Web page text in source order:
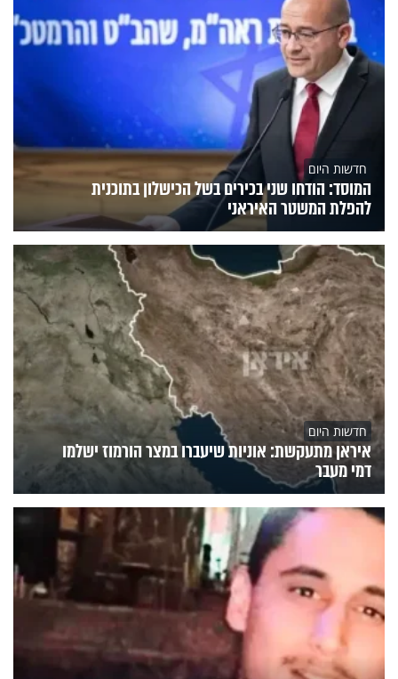
חדשות היום
המוסד: הודחו שני בכירים בשל הכישלון בתוכנית
להפלת המשטר האיראני
חדשות היום
איראן מתעקשת: אוניות שיעברו במצר הורמוז ישלמו
דמי מעבר